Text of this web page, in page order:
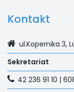
Kontakt
ul.Kopernika 3,
Sekretariat
42 236 91 10 |